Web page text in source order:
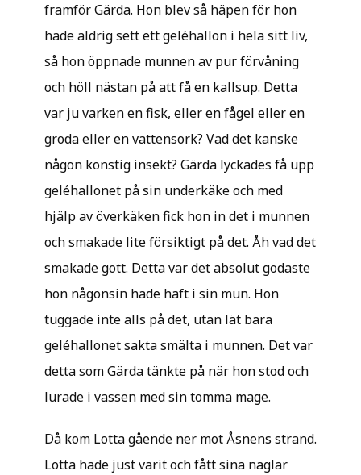
framför Gärda. Hon blev så häpen för hon
hade aldrig sett ett geléhallon i hela sitt liv,
så hon öppnade munnen av pur förvåning
och höll nästan på att få en kallsup. Detta
var ju varken en fisk, eller en fågel eller en
groda eller en vattensork? Vad det kanske
någon konstig insekt? Gärda lyckades få upp
geléhallonet på sin underkäke och med
hjälp av överkäken fick hon in det i munnen
och smakade lite försiktigt på det. Åh vad det
smakade gott. Detta var det absolut godaste
hon någonsin hade haft i sin mun. Hon
tuggade inte alls på det, utan lät bara
geléhallonet sakta smälta i munnen. Det var
detta som Gärda tänkte på när hon stod och
lurade i vassen med sin tomma mage.
Då kom Lotta gående ner mot Åsnens strand.
Lotta hade just varit och fått sina naglar